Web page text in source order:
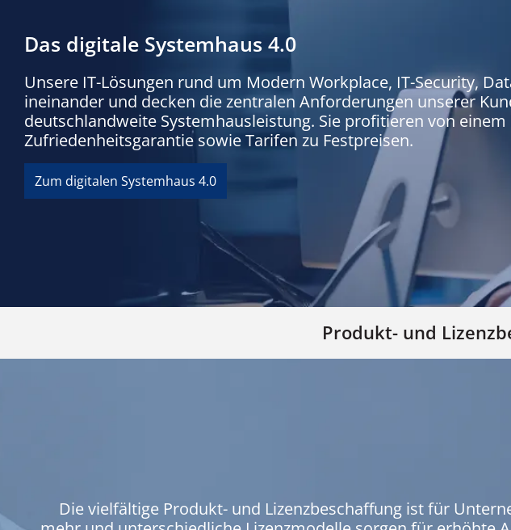
Das digitale Systemhaus 4.0
Unsere IT-Lösungen rund um Modern Workplace, IT-Security,
ineinander und decken die zentralen Anforderungen unserer
deutschlandweite Systemhausleistung. Sie profitieren von
Zufriedenheitsgarantie sowie Tarifen zu Festpreisen.
Zum digitalen Systemhaus 4.0
Produkt- und
Die vielfältige Produkt- und Lizenzbeschaffung ist für